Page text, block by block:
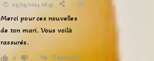
09/09/2024 08:45
Merci pour ces nouvelles
de ton mari. Vous voilà
rassurés.
0 Répondre